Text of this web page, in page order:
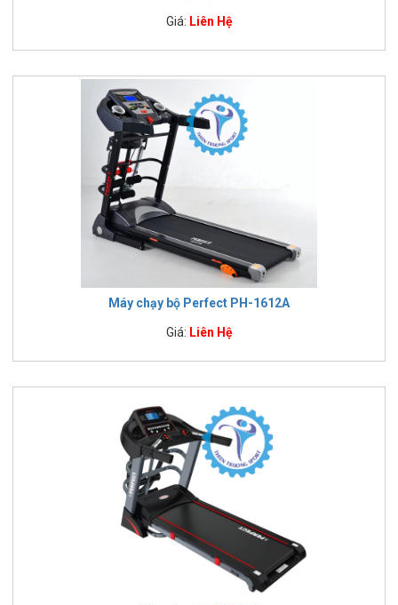
Giá: Liên Hệ
Máy chạy bộ Perfect PH-1612A
Giá: Liên Hệ